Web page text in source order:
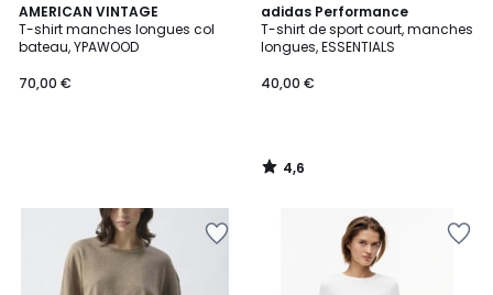
AMERICAN VINTAGE
T-shirt manches longues col
bateau, YPAWOOD
70,00 €
adidas Performance
T-shirt de sport court, manches
longues, ESSENTIALS
40,00 €
4,6
/ 5
4,6
/